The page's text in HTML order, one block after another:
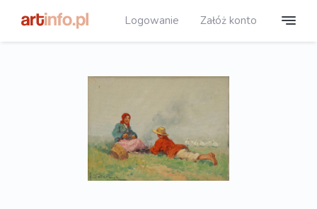
Logowanie Załóż konto